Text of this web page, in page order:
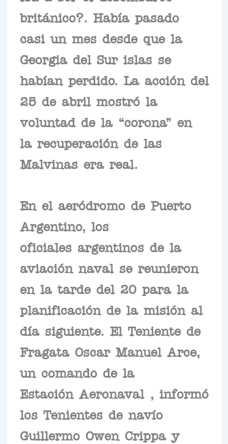
británico?. Había pasado
casi un mes desde que la
Georgia del Sur islas se
habían perdido. La acción del
25 de abril mostró la
voluntad de la “corona” en
la recuperación de las
Malvinas era real.
En el aeródromo de Puerto
Argentino, los
oficiales argentinos de la
aviación naval se reunieron
en la tarde del 20 para la
planificación de la misión al
día siguiente. El Teniente de
Fragata Oscar Manuel Arce,
un comando de la
Estación Aeronaval , informó
los Tenientes de navío
Guillermo Owen Crippa y